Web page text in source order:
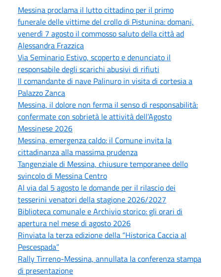
Messina proclama il lutto cittadino per il primo
funerale delle vittime del crollo di Pistunina: domani,
venerdì 7 agosto il commosso saluto della città ad
Alessandra Frazzica
Via Seminario Estivo, scoperto e denunciato il
responsabile degli scarichi abusivi di rifiuti
Il comandante di nave Palinuro in visita di cortesia a
Palazzo Zanca
Messina, il dolore non ferma il senso di responsabilità:
confermate con sobrietà le attività dell’Agosto
Messinese 2026
Messina, emergenza caldo: il Comune invita la
cittadinanza alla massima prudenza
Tangenziale di Messina, chiusure temporanee dello
svincolo di Messina Centro
Al via dal 5 agosto le domande per il rilascio dei
tesserini venatori della stagione 2026/2027
Biblioteca comunale e Archivio storico: gli orari di
apertura nel mese di agosto 2026
Rinviata la terza edizione della “Historica Caccia al
Pescespada”
Rally Tirreno-Messina, annullata la conferenza stampa
di presentazione